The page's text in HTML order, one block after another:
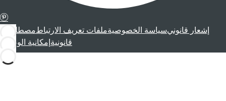
إشعار قانونيسياسة الخصوصيةملفات تعريف الارتباطمصطلحات
قانونية إمكانية الوصول